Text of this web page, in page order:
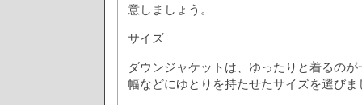
意しましょう。
サイズ
ダウンジャケットは、ゆったりと着るの
幅などにゆとりを持たせたサイズを選びま